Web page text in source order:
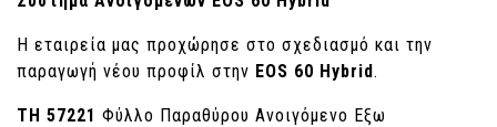
Η εταιρεία μας προχώρησε στο σχεδιασμό και την
παραγωγή νέου προφίλ στην EOS 60 Hybrid.
ΤΗ 57221 Φύλλο Παραθύρου Ανοιγόμενο Εξω